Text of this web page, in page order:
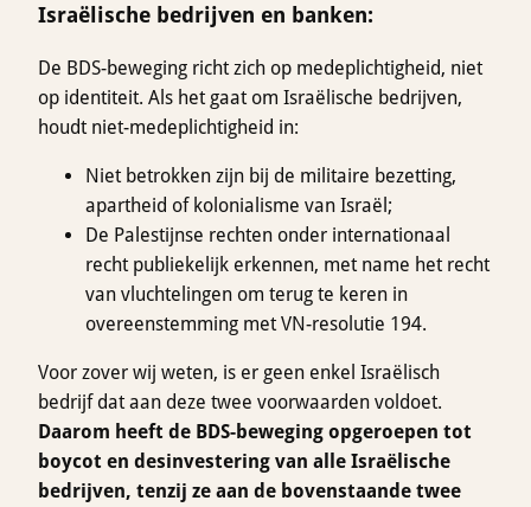
Israëlische bedrijven en banken:
De BDS-beweging richt zich op medeplichtigheid, niet
op identiteit. Als het gaat om Israëlische bedrijven,
houdt niet-medeplichtigheid in:
Niet betrokken zijn bij de militaire bezetting,
apartheid of kolonialisme van Israël;
De Palestijnse rechten onder internationaal
recht publiekelijk erkennen, met name het recht
van vluchtelingen om terug te keren in
overeenstemming met VN-resolutie 194.
Voor zover wij weten, is er geen enkel Israëlisch
bedrijf dat aan deze twee voorwaarden voldoet.
Daarom heeft de BDS-beweging opgeroepen tot
boycot en desinvestering van alle Israëlische
bedrijven, tenzij ze aan de bovenstaande twee